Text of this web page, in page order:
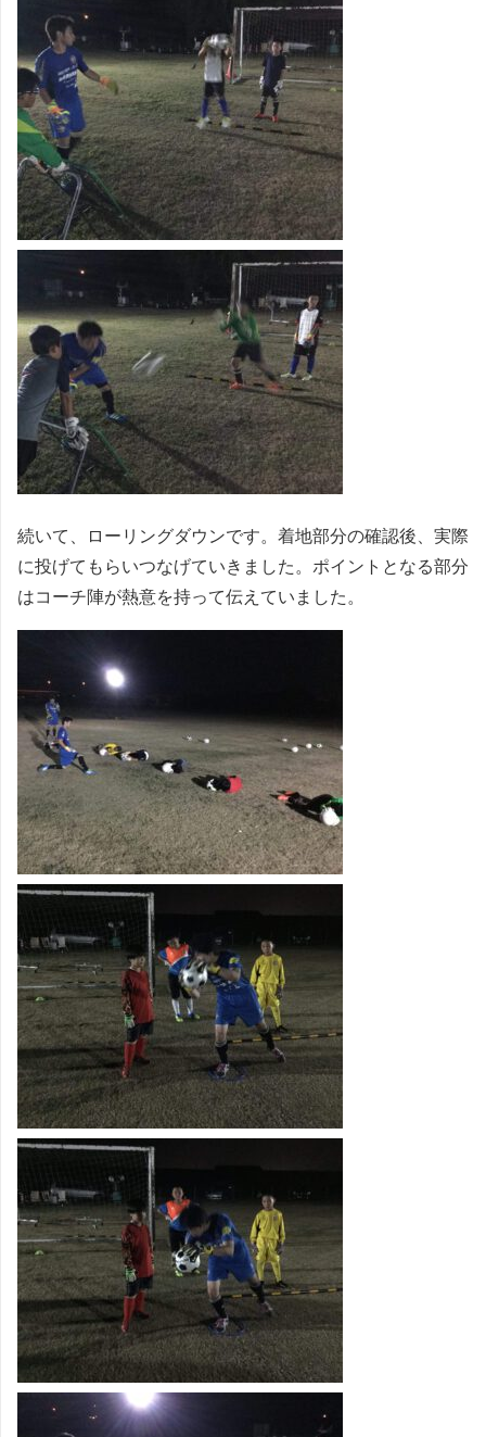
続いて、ローリングダウンです。着地部分の確認後、実際
に投げてもらいつなげていきました。ポイントとなる部分
はコーチ陣が熱意を持って伝えていました。